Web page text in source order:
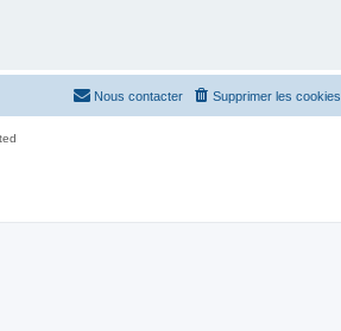
Supprimer les cookies
Nous contacter